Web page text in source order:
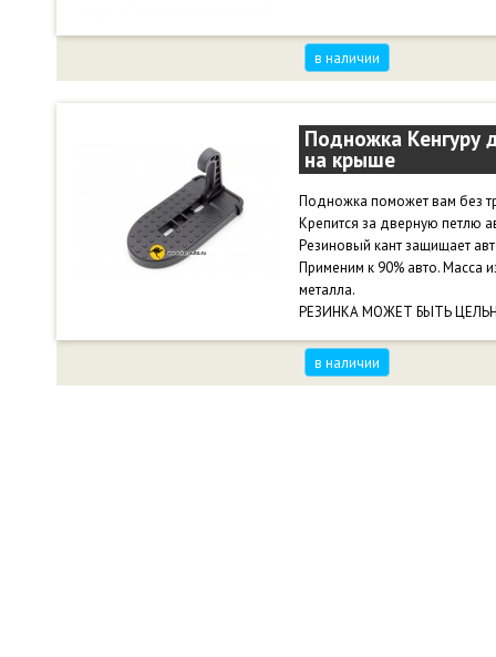
в наличии
Подножка Кенгуру
на крыше
Подножка поможет вам без
Крепится за дверную петлю
Резиновый кант защищает
Применим к 90% авто. Масса
металла.
РЕЗИНКА МОЖЕТ БЫТЬ
в наличии